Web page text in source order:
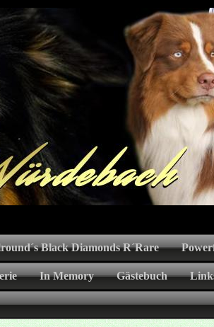
Black Diamonds R´Rare
In Memory Gästebuch